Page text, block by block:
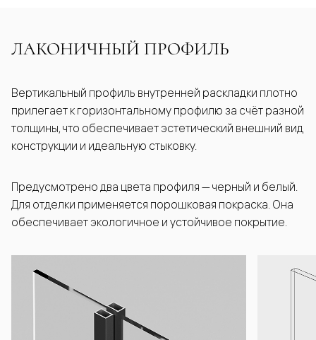
ЛАКОНИЧНЫЙ ПРОФИЛЬ
Вертикальный профиль внутренней раскладки плотно
прилегает к горизонтальному профилю за счёт разной
толщины, что обеспечивает эстетический внешний вид
конструкции и идеальную стыковку.
Предусмотрено два цвета профиля — черный и белый.
Для отделки применяется порошковая покраска. Она
обеспечивает экологичное и устойчивое покрытие.